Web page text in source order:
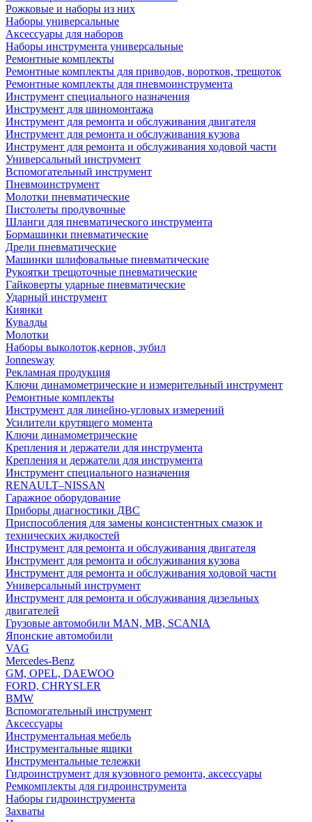
Рожковые и наборы из них
Наборы универсальные
Аксессуары для наборов
Наборы инструмента универсальные
Ремонтные комплекты
Ремонтные комплекты для приводов, воротков, трещоток
Ремонтные комплекты для пневмоинструмента
Инструмент специального назначения
Инструмент для шиномонтажа
Инструмент для ремонта и обслуживания двигателя
Инструмент для ремонта и обслуживания кузова
Инструмент для ремонта и обслуживания ходовой части
Универсальный инструмент
Вспомогательный инструмент
Пневмоинструмент
Молотки пневматические
Пистолеты продувочные
Шланги для пневматического инструмента
Бормашинки пневматические
Дрели пневматические
Машинки шлифовальные пневматические
Рукоятки трещоточные пневматические
Гайковерты ударные пневматические
Ударный инструмент
Киянки
Кувалды
Молотки
Наборы выколоток,кернов, зубил
Jonnesway
Рекламная продукция
Ключи динамометрические и измерительный инструмент
Ремонтные комплекты
Инструмент для линейно-угловых измерений
Усилители крутящего момента
Ключи динамометрические
Крепления и держатели для инструмента
Крепления и держатели для инструмента
Инструмент специального назначения
RENAULT–NISSAN
Гаражное оборудование
Приборы диагностики ДВС
Приспособления для замены консистентных смазок и
технических жидкостей
Инструмент для ремонта и обслуживания двигателя
Инструмент для ремонта и обслуживания кузова
Инструмент для ремонта и обслуживания ходовой части
Универсальный инструмент
Инструмент для ремонта и обслуживания дизельных
двигателей
Грузовые автомобили MAN, MB, SCANIA
Японские автомобили
VAG
Mercedes-Benz
GM, OPEL, DAEWOO
FORD, CHRYSLER
BMW
Вспомогательный инструмент
Аксессуары
Инструментальная мебель
Инструментальные ящики
Инструментальные тележки
Гидроинструмент для кузовного ремонта, аксессуары
Ремкомплекты для гидроинструмента
Наборы гидроинструмента
Захваты